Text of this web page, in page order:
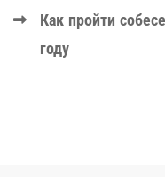
Как пройти
году